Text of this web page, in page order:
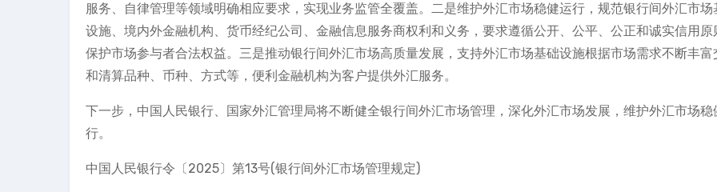
服务、自律管理等领域明确相应要求，实现业务监管全覆盖。二是维护外汇市场稳健运行，规范银行间外汇市场
设施、境内外金融机构、货币经纪公司、金融信息服务商权利和义务，要求遵循公开、公平、公正和诚实信用原
保护市场参与者合法权益。三是推动银行间外汇市场高质量发展，支持外汇市场基础设施根据市场需求不断丰富
和清算品种、币种、方式等，便利金融机构为客户提供外汇服务。
下一步，中国人民银行、国家外汇管理局将不断健全银行间外汇市场管理，深化外汇市场发展，维护外汇市场稳
行。
中国人民银行令〔2025〕第13号(银行间外汇市场管理规定)